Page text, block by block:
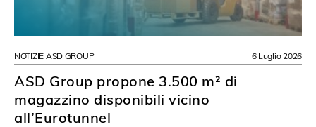
NOTIZIE ASD GROUP
ASD Group propone 3.500 m² di
magazzino disponibili vicino
all’Eurotunnel
6 Luglio 2026